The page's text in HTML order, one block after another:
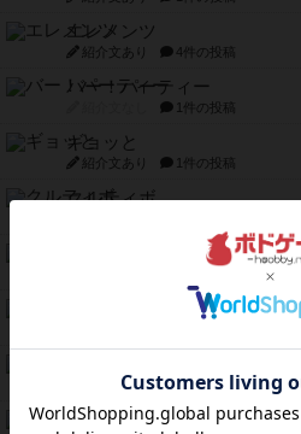
エレメンツ
紹介文あり 4件の投稿
バー！パーティー
1件の投稿
ギョッと
紹介文あり 1件の投稿
クルティボ
ドブル：ポケットモンスター
紹介文なし 5件の投稿
ファースト・イン・フライト